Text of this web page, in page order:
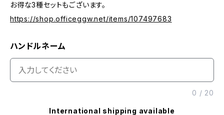
お得な3種セットもございます。
https://shop.officeggw.net/items/107497683
ハンドルネーム
0 / 20
International shipping available